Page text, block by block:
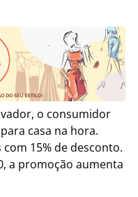
o consumidor
casa na hora.
15% de desconto.
a promoção aumenta